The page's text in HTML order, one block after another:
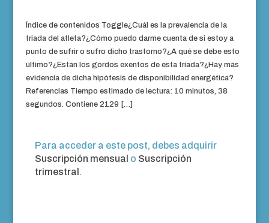
Índice de contenidos Toggle¿Cuál es la prevalencia de la
triada del atleta?¿Cómo puedo darme cuenta de si estoy a
punto de sufrir o sufro dicho trastorno?¿A qué se debe esto
último?¿Están los gordos exentos de esta triada?¿Hay más
evidencia de dicha hipótesis de disponibilidad energética?
Referencias Tiempo estimado de lectura: 10 minutos, 38
segundos. Contiene 2129 […]
Para acceder a este post, debes adquirir
Suscripción mensual o Suscripción
trimestral .